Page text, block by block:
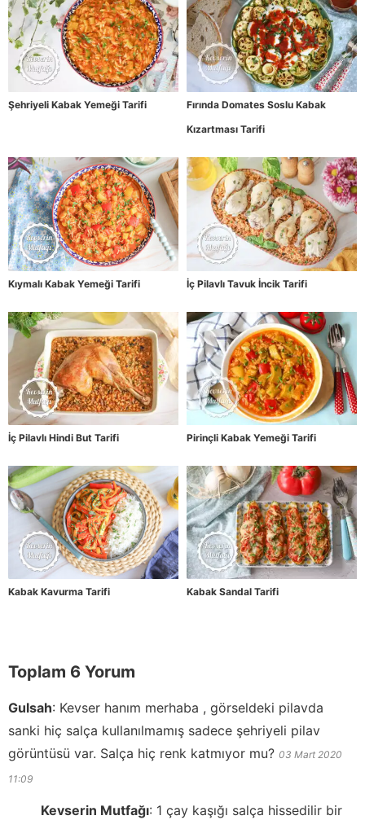
Şehriyeli Kabak Yemeği Tarifi
Fırında Domates Soslu Kabak
Kızartması Tarifi
Kıymalı Kabak Yemeği Tarifi İç Pilavlı Tavuk İncik Tarifi
İç Pilavlı Hindi But Tarifi Pirinçli Kabak Yemeği Tarifi
Kabak Kavurma Tarifi Kabak Sandal Tarifi
Toplam 6 Yorum
Gulsah: Kevser hanım merhaba , görseldeki pilavda
sanki hiç salça kullanılmamış sadece şehriyeli pilav
görüntüsü var. Salça hiç renk katmıyor mu? 03 Mart 2020
11:09
Kevserin Mutfağı: 1 çay kaşığı salça hissedilir bir